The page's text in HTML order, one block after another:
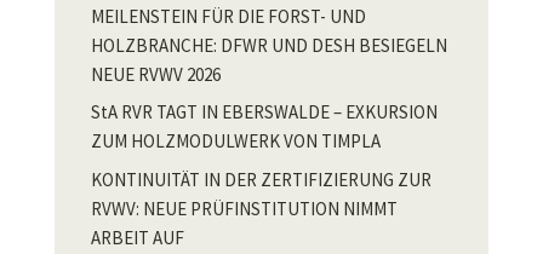
MEILENSTEIN FÜR DIE FORST- UND
HOLZBRANCHE: DFWR UND DESH BESIEGELN
NEUE RVWV 2026
StA RVR TAGT IN EBERSWALDE – EXKURSION
ZUM HOLZMODULWERK VON TIMPLA
KONTINUITÄT IN DER ZERTIFIZIERUNG ZUR
RVWV: NEUE PRÜFINSTITUTION NIMMT
ARBEIT AUF